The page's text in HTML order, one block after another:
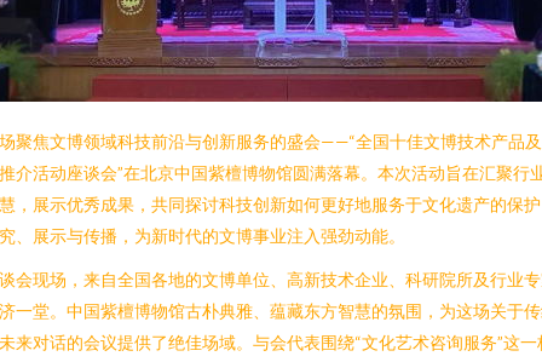
聚焦文博领域科技前沿与创新服务的盛会——“全国十佳文博技术产品
介活动座谈会”在北京中国紫檀博物馆圆满落幕。本次活动旨在汇聚行
，展示优秀成果，共同探讨科技创新如何更好地服务于文化遗产的保
、展示与传播，为新时代的文博事业注入强劲动能。
会现场，来自全国各地的文博单位、高新技术企业、科研院所及行业
一堂。中国紫檀博物馆古朴典雅、蕴藏东方智慧的氛围，为这场关于
来对话的会议提供了绝佳场域。与会代表围绕“文化艺术咨询服务”这一